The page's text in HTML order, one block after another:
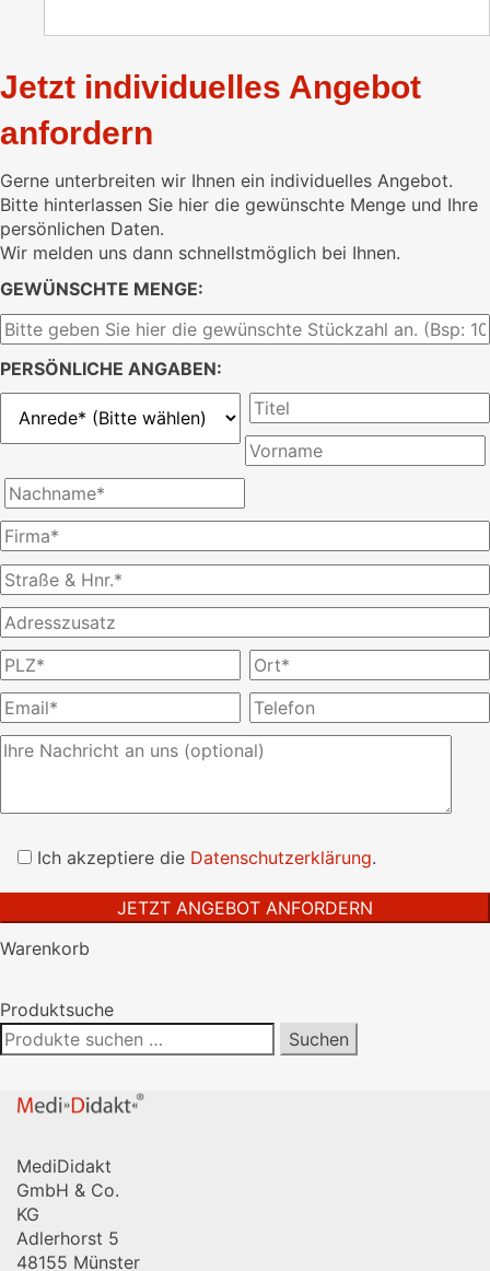
Jetzt individuelles Angebot
anfordern
Gerne unterbreiten wir Ihnen ein individuelles Angebot.
Bitte hinterlassen Sie hier die gewünschte Menge und Ihre
persönlichen Daten.
Wir melden uns dann schnellstmöglich bei Ihnen.
GEWÜNSCHTE MENGE:
PERSÖNLICHE ANGABEN:
lasse
leer.
Ich akzeptiere die Datenschutzerklärung.
Warenkorb
Produktsuche
Suchen
nach:
Suchen
MediDidakt
GmbH & Co.
KG
Adlerhorst 5
48155 Münster